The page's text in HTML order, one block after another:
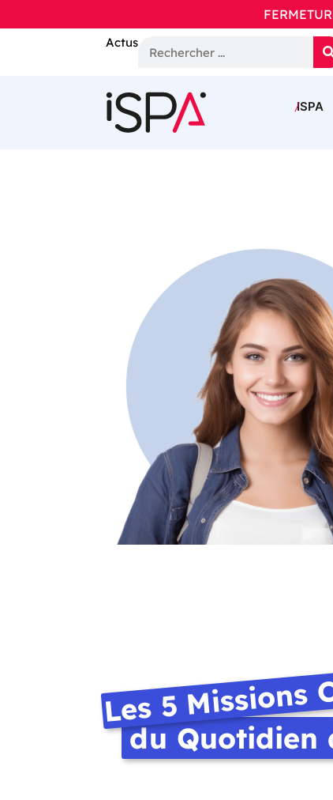
Actus
ISPA
Les 5 Missions
du Quotidien